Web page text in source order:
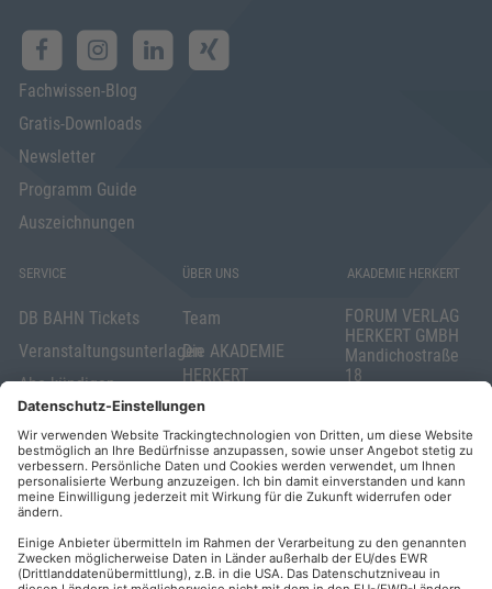
Fachwissen-Blog
Gratis-Downloads
Newsletter
Programm Guide
Auszeichnungen
SERVICE
DB BAHN Tickets
Veranstaltungsunterlagen
Abo kündigen
Widerrufsrecht
für Verbraucher
Elektronischer
Geschäftsverkehr
ÜBER UNS
Team
Die AKADEMIE
HERKERT
FORUM VERLAG
HERKERT
Kontakt
AKADEMIE HERKERT
FORUM VERLAG
HERKERT GMBH
Mandichostraße
18
Telefon: +49
(0)8233 381-123
Telefax: +49
(0)8233 381-222
E-Mail:
herkert.de
Zahlung per